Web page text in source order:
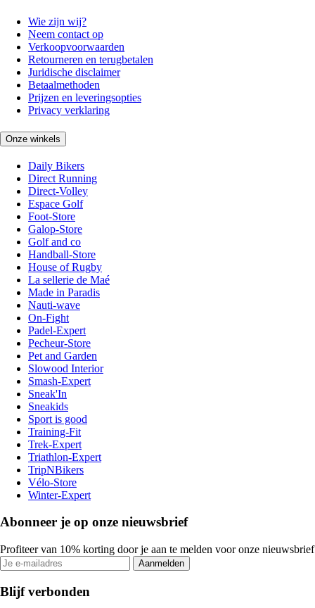
Wie zijn wij?
Neem contact op
Verkoopvoorwaarden
Retourneren en terugbetalen
Juridische disclaimer
Betaalmethoden
Prijzen en leveringsopties
Privacy verklaring
Onze winkels
Daily Bikers
Direct Running
Direct-Volley
Espace Golf
Foot-Store
Galop-Store
Golf and co
Handball-Store
House of Rugby
La sellerie de Maé
Made in Paradis
Nauti-wave
On-Fight
Padel-Expert
Pecheur-Store
Pet and Garden
Slowood Interior
Smash-Expert
Sneak'In
Sneakids
Sport is good
Training-Fit
Trek-Expert
Triathlon-Expert
TripNBikers
Vélo-Store
Winter-Expert
Abonneer je op onze nieuwsbrief
Profiteer van 10% korting door je aan te melden voor onze nieuwsbrief
Aanmelden
Blijf verbonden